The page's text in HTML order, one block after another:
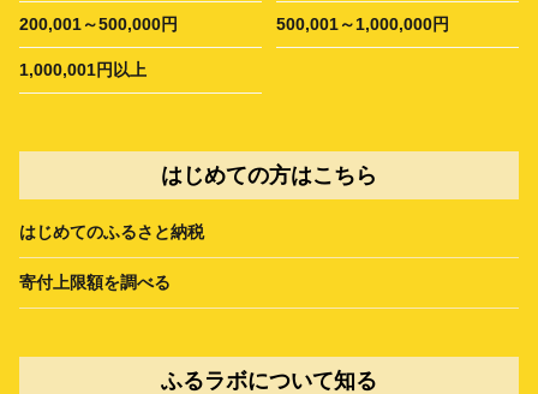
200,001～500,000円 500,001～1,000,000円
1,000,001円以上
はじめての方はこちら
はじめてのふるさと納税
寄付上限額を調べる
ふるラボについて知る